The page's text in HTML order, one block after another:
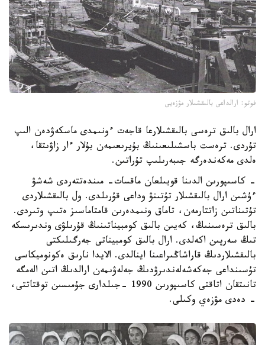
فوتو: ارالداعى بالىقشىلار مۋزەيى
ارال بالىق ترەسى بالىقشىلارعا قاجەت ءونىمدى ماسكەۋدەن الىپ
تۇردى. ترەست باسشىلىعىنىڭ بۇيرىعىمەن بۇلار ءار زاۋىتقا،
ەلدى مەكەندەرگە جىبەرىلىپ تۇراتىن.
- كاسىپورىن الدىنا قويىلعان ماقسات- مىندەتتەردى شەشۋ
ءۇشىن ارال بالىقشىلار تۇتىنۋ وداعى قۇرىلدى. ول بالىقشىلاردى
تۇتىناتىن زاتتارمەن، تاماق ونىمدەرىن قامتاماسىز ەتىپ وتىردى.
بالىق ترەسىنىڭ، كەيىن بالىق كومبيناتىنىڭ قۇرىلۋى وندىرىسكە
تىڭ سەرپىن اكەلدى. ارال بالىق كومبيناتى جەرگىلىكتى
بالىقشىلاردىڭ قاراشاڭىراعىنا اينالدى. الايدا نارىق ەكونوميكاسى
تۇسىنداعى جەكەشەلەندىرۋدىڭ جەلەۋىمەن ارالدىڭ اتىن الەمگە
تانىتقان اتاقتى كاسىپورىن 1990 -جىلدارى جۇمىسىن توقتاتتى،
- دەدى مۋزەي وكىلى.